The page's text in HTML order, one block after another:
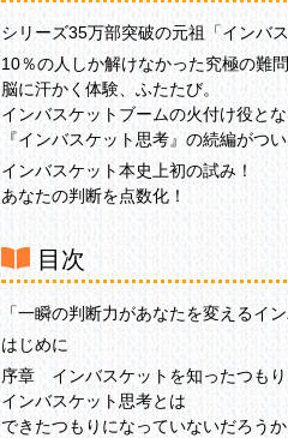
シリーズ35万部突破の元祖「インバ
10％の人しか解けなかった究極の難問
脳に汗かく体験、ふたたび。
インバスケットブームの火付け役と
『インバスケット思考』の続編がつい
インバスケット本史上初の試み！
あなたの判断を点数化！
目次
「一瞬の判断力があなたを変えるイ
はじめに
序章 インバスケットを知ったつもり
インバスケット思考とは
できたつもりになっていないだろうか